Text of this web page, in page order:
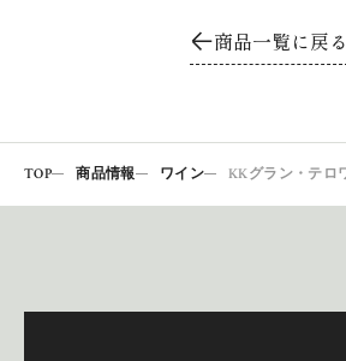
商品一覧に戻る
TOP 商品情報 ワイン